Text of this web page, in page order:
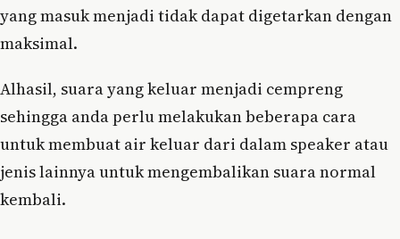
yang masuk menjadi tidak dapat digetarkan dengan
maksimal.
Alhasil, suara yang keluar menjadi cempreng
sehingga anda perlu melakukan beberapa cara
untuk membuat air keluar dari dalam speaker atau
jenis lainnya untuk mengembalikan suara normal
kembali.